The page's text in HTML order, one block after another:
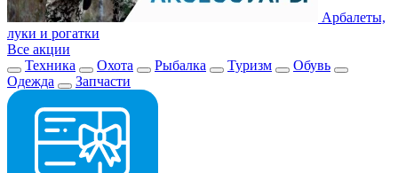
Арбалеты,
луки и рогатки
Все акции
Техника
Охота Рыбалка Туризм
Обувь
Одежда
Запчасти